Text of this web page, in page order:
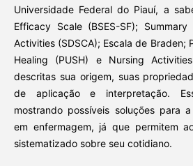
Universidade Federal do Piauí, a
Efficacy Scale (BSES-SF);
Activities (SDSCA); Escala de Braden;
Healing (PUSH) e Nursing
descritas sua origem, suas
de aplicação e interpretação.
mostrando possíveis soluções para
em enfermagem, já que permitem
sistematizado sobre seu cotidiano.